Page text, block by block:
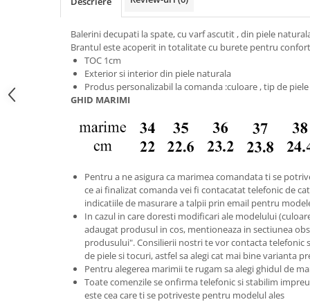
Balerini decupati la spate, cu varf ascutit , din piele
Brantul este acoperit in totalitate cu burete pentru
TOC 1cm
Exterior si interior din piele naturala
Produs personalizabil la comanda :culoare , tip de piele
GHID MARIMI
Pentru a ne asigura ca marimea comandata ti se
ce ai finalizat comanda vei fi contacatat telefonic de
indicatiile de masurare a talpii prin email pentru
In cazul in care doresti modificari ale modelului
adaugat produsul in cos, mentioneaza in sectiunea
produsului". Consilierii nostri te vor contacta telefonic
de piele si tocuri, astfel sa alegi cat mai bine varianta
Pentru alegerea marimii te rugam sa alegi ghidul de
Toate comenzile se onfirma telefonic si stabilim
este cea care ti se potriveste pentru modelul ales